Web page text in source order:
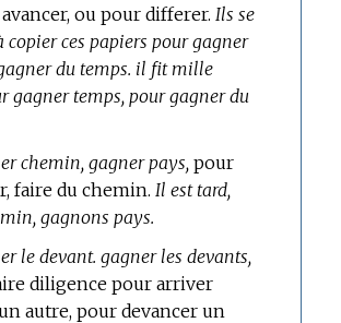
ou pour differer.Ils se
copier ces papiers pour gagner
du temps. il fit mille
gagner temps, pour gagner du
chemin, gagner pays, pour
faire du chemin.Il est tard,
gagnons pays.
le devant. gagner les devants,
diligence pour arriver
autre, pour devancer un